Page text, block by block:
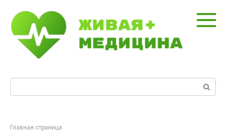
контенту
Главная страница